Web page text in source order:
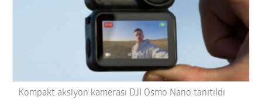
Kompakt aksiyon kamerası DJI Osmo Nano tanıtıldı